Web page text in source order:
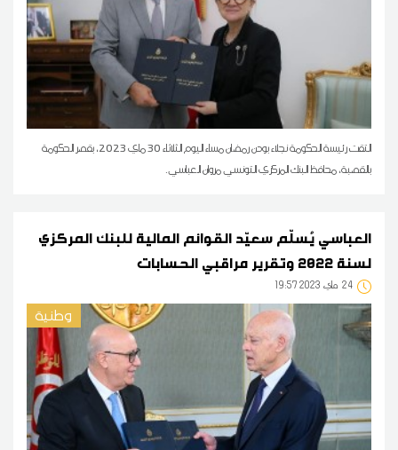
التقت رئيسة الحكومة نجلاء بودن رمضان مساء اليوم الثلاثاء 30 ماي 2023، بقصر الحكومة
بالقصبة، محافظ البنك المركزي التونسي مروان العباسي.
العباسي يُسلّم سعيّد القوائم المالية للبنك المركزي
لسنة 2022 وتقرير مراقبي الحسابات
24 19:57 2023 ماي
وطنية